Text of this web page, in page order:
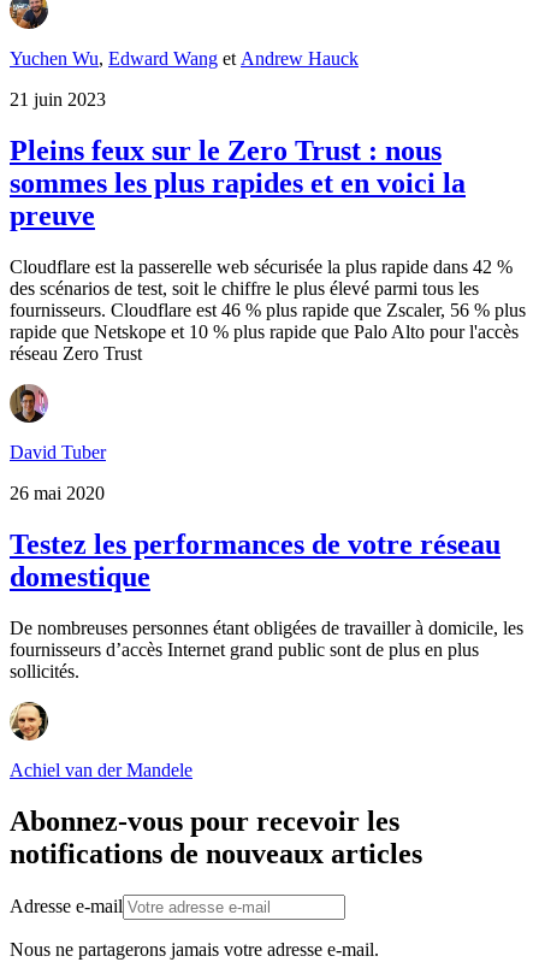
Yuchen Wu, Edward Wang etAndrew Hauck
21 juin 2023
Pleins feux sur le Zero Trust : nous
sommes les plus rapides et en voici la
preuve
Cloudflare est la passerelle web sécurisée la plus rapide dans 42 %
des scénarios de test, soit le chiffre le plus élevé parmi tous les
fournisseurs. Cloudflare est 46 % plus rapide que Zscaler, 56 % plus
rapide que Netskope et 10 % plus rapide que Palo Alto pour l'accès
réseau Zero Trust
David Tuber
26 mai 2020
Testez les performances de votre réseau
domestique
De nombreuses personnes étant obligées de travailler à domicile, les
fournisseurs d’accès Internet grand public sont de plus en plus
sollicités.
Achiel van der Mandele
Abonnez-vous pour recevoir les
notifications de nouveaux articles
Adresse e-mail
Nous ne partagerons jamais votre adresse e-mail.